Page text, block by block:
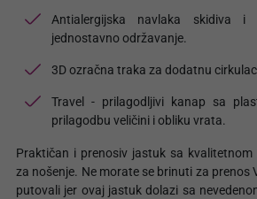
Antialergijska navlaka skidiva
jednostavno održavanje.
3D ozračna traka za dodatnu
Travel - prilagodljivi kanap sa
prilagodbu veličini i obliku vrata.
Praktičan i prenosiv jastuk sa
za nošenje. Ne morate se brinuti za prenos
putovali jer ovaj jastuk dolazi sa